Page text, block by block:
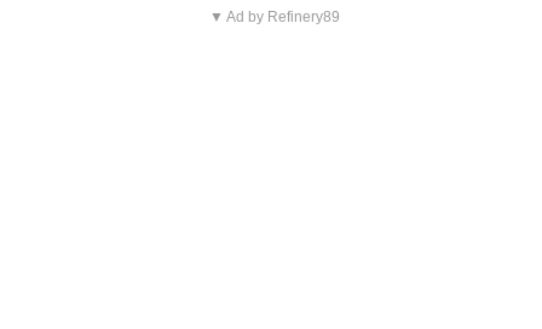
▼ Ad by Refinery89